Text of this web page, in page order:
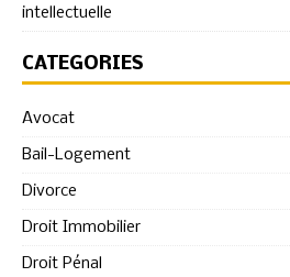
intellectuelle
CATÉGORIES
Avocat
Bail-Logement
Divorce
Droit Immobilier
Droit Pénal